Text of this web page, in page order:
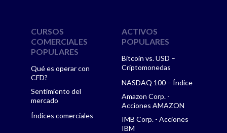
CURSOS
COMERCIALES
POPULARES
Qué es operar con
CFD?
Sentimiento del
mercado
Índices comerciales
ACTIVOS
POPULARES
Bitcoin vs. USD –
Criptomonedas
NASDAQ 100 – Índice
Amazon Corp. -
Acciones AMAZON
IMB Corp. - Acciones
IBM